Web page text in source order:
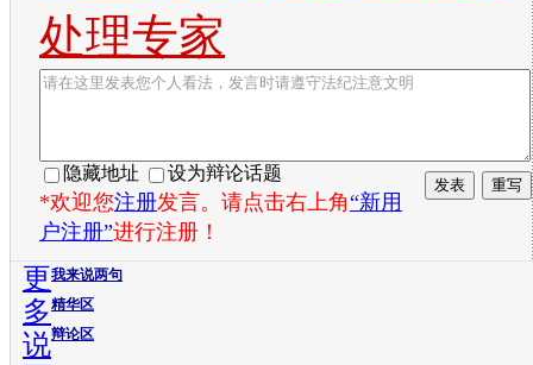
处理专家
隐藏地址 设为辩论话题
*欢迎您注册发言。请点击右上角“新用
户注册”进行注册！
我来说两句
精华区
辩论区
更
多
说